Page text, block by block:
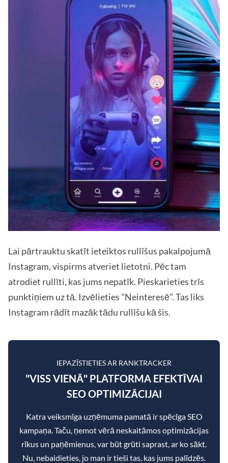
Lai pārtrauktu skatīt ieteiktos rullīšus pakalpojumā
Instagram, vispirms atveriet lietotni. Pēc tam
atrodiet rullīti, kas jums nepatīk. Pieskarieties trīs
punktiņiem uz tā. Izvēlieties "Neinteresē". Tas liks
Instagram rādīt mazāk tādu rullīšu kā šis.
IEPAZĪSTIETIES AR RANKTRACKER
"VISS VIENĀ" PLATFORMA EFEKTĪVAI
SEO OPTIMIZĀCIJAI
Katra veiksmīga uzņēmuma pamatā ir spēcīga SEO
kampaņa. Taču, ņemot vērā neskaitāmos optimizācijas
rīkus un paņēmienus, var būt grūti saprast, ar ko sākt.
Nu, nebaidieties, jo man ir tieši tas, kas jums palīdzēs.